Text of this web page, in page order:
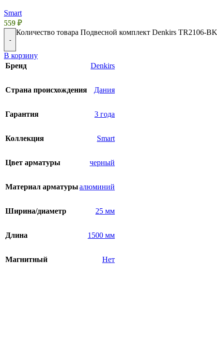
Smart
559 ₽
-
Количество товара Подвесной комплект Denkirs TR2106-BK
В корзину
Бренд
Denkirs
Страна происхождения Дания
Гарантия 3 года
Коллекция Smart
Цвет арматуры черный
Материал арматурыалюминий
Ширина/диаметр 25 мм
Длина 1500 мм
Магнитный Нет